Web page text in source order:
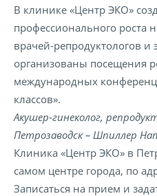
В клинике «Центр ЭКО»
профессионального роста
врачей-репродуктологов и
организованы посещения
международных
классов».
Акушер-гинеколог,
Петрозаводск – Шпиллер
Клиника «Центр ЭКО» в
самом центре города, по
Записаться на прием и